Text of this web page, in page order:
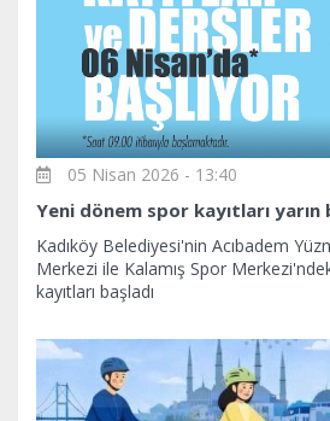
05 Nisan 2026 - 13:40
Yeni dönem spor kayıtları yarın
Kadıköy Belediyesi'nin Acıbadem
Merkezi ile Kalamış Spor
kayıtları başladı